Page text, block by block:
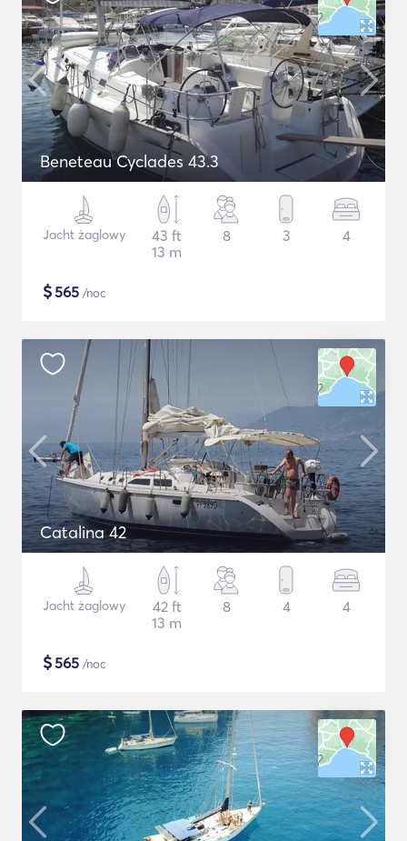
Beneteau Cyclades 43.3
Jacht żaglowy
43 ft
13 m
8 3 4
$565 /noc
Catalina 42
Jacht żaglowy
42 ft
13 m
8 4 4
$565 /noc